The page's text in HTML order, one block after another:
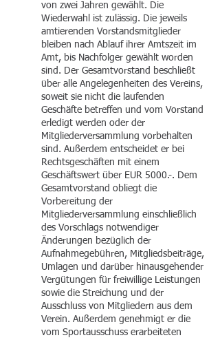
von zwei Jahren gewählt. Die
Wiederwahl ist zulässig. Die jeweils
amtierenden Vorstandsmitglieder
bleiben nach Ablauf ihrer Amtszeit im
Amt, bis Nachfolger gewählt worden
sind. Der Gesamtvorstand beschließt
über alle Angelegenheiten des Vereins,
soweit sie nicht die laufenden
Geschäfte betreffen und vom Vorstand
erledigt werden oder der
Mitgliederversammlung vorbehalten
sind. Außerdem entscheidet er bei
Rechtsgeschäften mit einem
Geschäftswert über EUR 5000.-. Dem
Gesamtvorstand obliegt die
Vorbereitung der
Mitgliederversammlung einschließlich
des Vorschlags notwendiger
Änderungen bezüglich der
Aufnahmegebühren, Mitgliedsbeiträge,
Umlagen und darüber hinausgehender
Vergütungen für freiwillige Leistungen
sowie die Streichung und der
Ausschluss von Mitgliedern aus dem
Verein. Außerdem genehmigt er die
vom Sportausschuss erarbeiteten